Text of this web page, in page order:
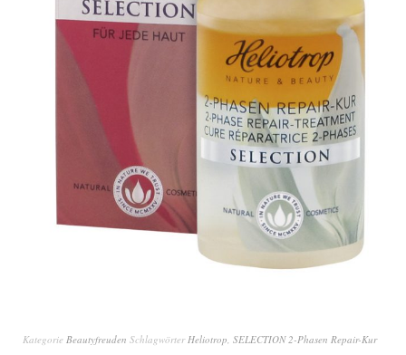
Kategorie Beautyfreuden Schlagwörter Heliotrop SELECTION 2-Phasen Repair-Kur